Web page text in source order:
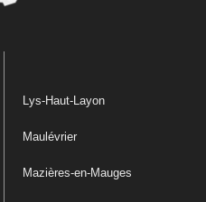
Lys-Haut-Layon
Maulévrier
Mazières-en-Mauges